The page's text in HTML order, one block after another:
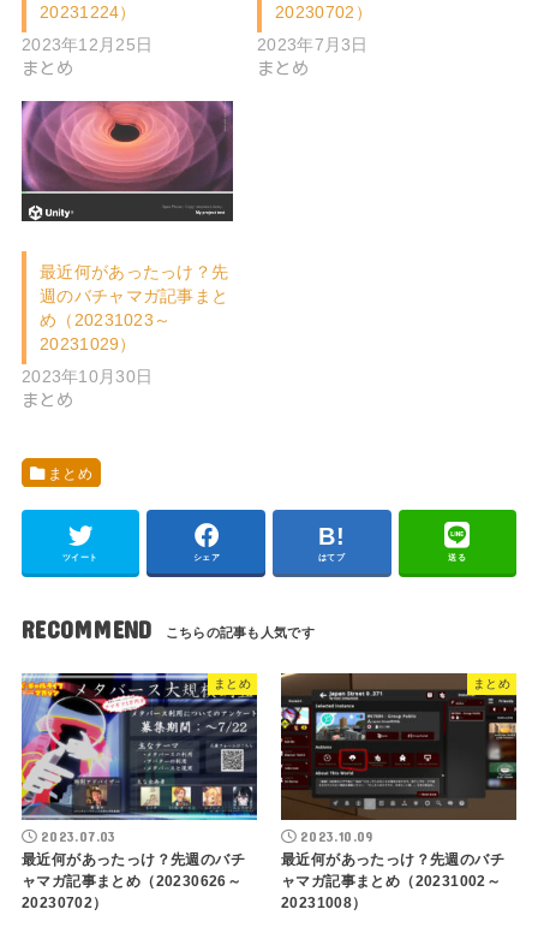
20231224）
2023年12月25日
まとめ
20230702）
2023年7月3日
まとめ
最近何があったっけ？先
週のバチャマガ記事まと
め（20231023～
20231029）
2023年10月30日
まとめ
まとめ
ツイート シェア はてブ 送る
RECOMMEND
まとめ
2023.07.03
最近何があったっけ？先週のバチ
ャマガ記事まとめ（20230626～
20230702）
まとめ
2023.10.09
最近何があったっけ？先週のバチ
ャマガ記事まとめ（20231002～
20231008）